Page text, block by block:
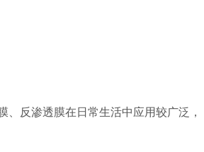
反渗透膜在日常生活中应用较广泛，